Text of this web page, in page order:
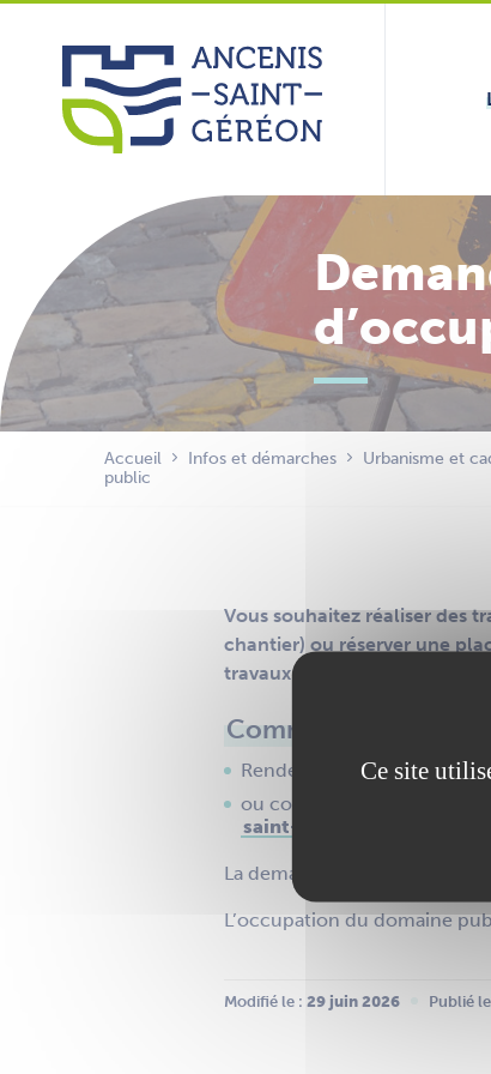
Aller
contenu
Accueil Infos et démarches Urbanisme et
public
Vous souhaitez réaliser des
chantier) ou réserver une
travaux peuvent en effet
Comment faire votre
Rendez-vous sur l’espace
ou complétez le
saint-gereon.fr
La demande doit être réalisée
L’occupation du domaine
Modifié le : 29 juin 2026 Publié
Panneau de gestion des cookies
Ce site